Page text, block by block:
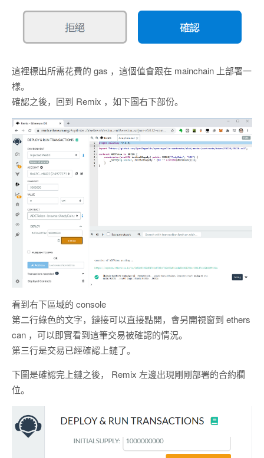
這裡標出所需花費的 gas ，這個值會跟在 mainchain 上部署一
樣。
確認之後，回到 Remix ，如下圖右下部份。
看到右下區域的 console
第二行綠色的文字，鏈接可以直接點開，會另開視窗到 ethers
can ，可以即實看到這筆交易被確認的情況。
第三行是交易已經確認上鏈了。
下圖是確認完上鏈之後， Remix 左邊出現剛剛部署的合約欄
位。